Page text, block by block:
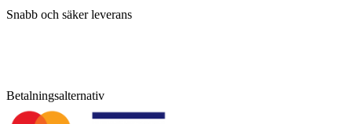
Snabb och säker leverans
Betalningsalternativ